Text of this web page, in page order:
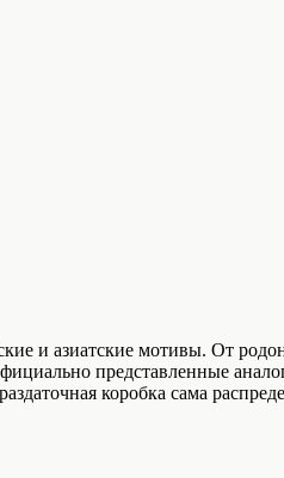
и азиатские мотивы. От
представленные
коробка сама